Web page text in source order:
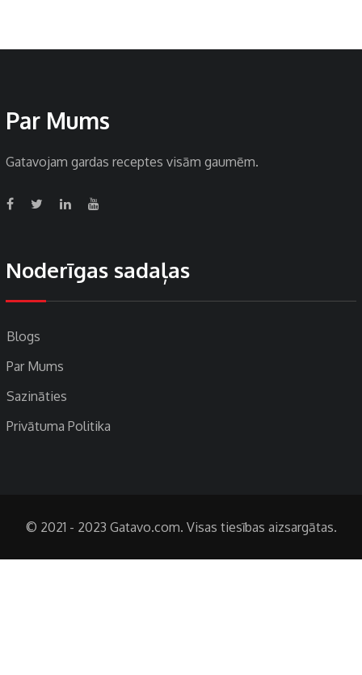
Par Mums
Gatavojam gardas receptes visām gaumēm.
Noderīgas sadaļas
Blogs
Par Mums
Sazināties
Privātuma Politika
© 2021 - 2023 Gatavo.com. Visas tiesības aizsargātas.